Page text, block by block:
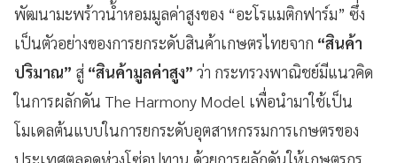
พัฒนามะพร้าวน้ำหอมมูลค่าสูงของ “อะโรแมติกฟาร์ม” ซึ่ง
เป็นตัวอย่างของการยกระดับสินค้าเกษตรไทยจาก “สินค้า
ปริมาณ” สู่ “สินค้ามูลค่าสูง” ว่า กระทรวงพาณิชย์มีแนวคิด
ในการผลักดัน The Harmony Model เพื่อนำมาใช้เป็น
โมเดลต้นแบบในการยกระดับอุตสาหกรรมการเกษตรของ
ประเทศตลอดห่วงโซ่อุปทาน ด้วยการผลักดันให้เกษตรกร